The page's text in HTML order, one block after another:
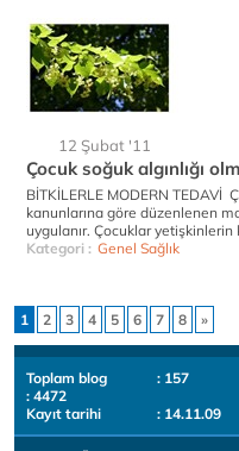
12 Şubat '11
Çocuk soğuk algınlığı
BİTKİLERLE MODERN TEDAVİ
kanunlarına göre düzenlenen
uygulanır. Çocuklar
Kategori : Genel Sağlık
1
2 3 4 5 6 7 8 »
Toplam blog
: 157
: 4472
Kayıt tarihi
: 14.11.09